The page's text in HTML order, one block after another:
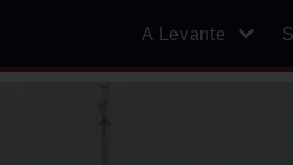
A Levante